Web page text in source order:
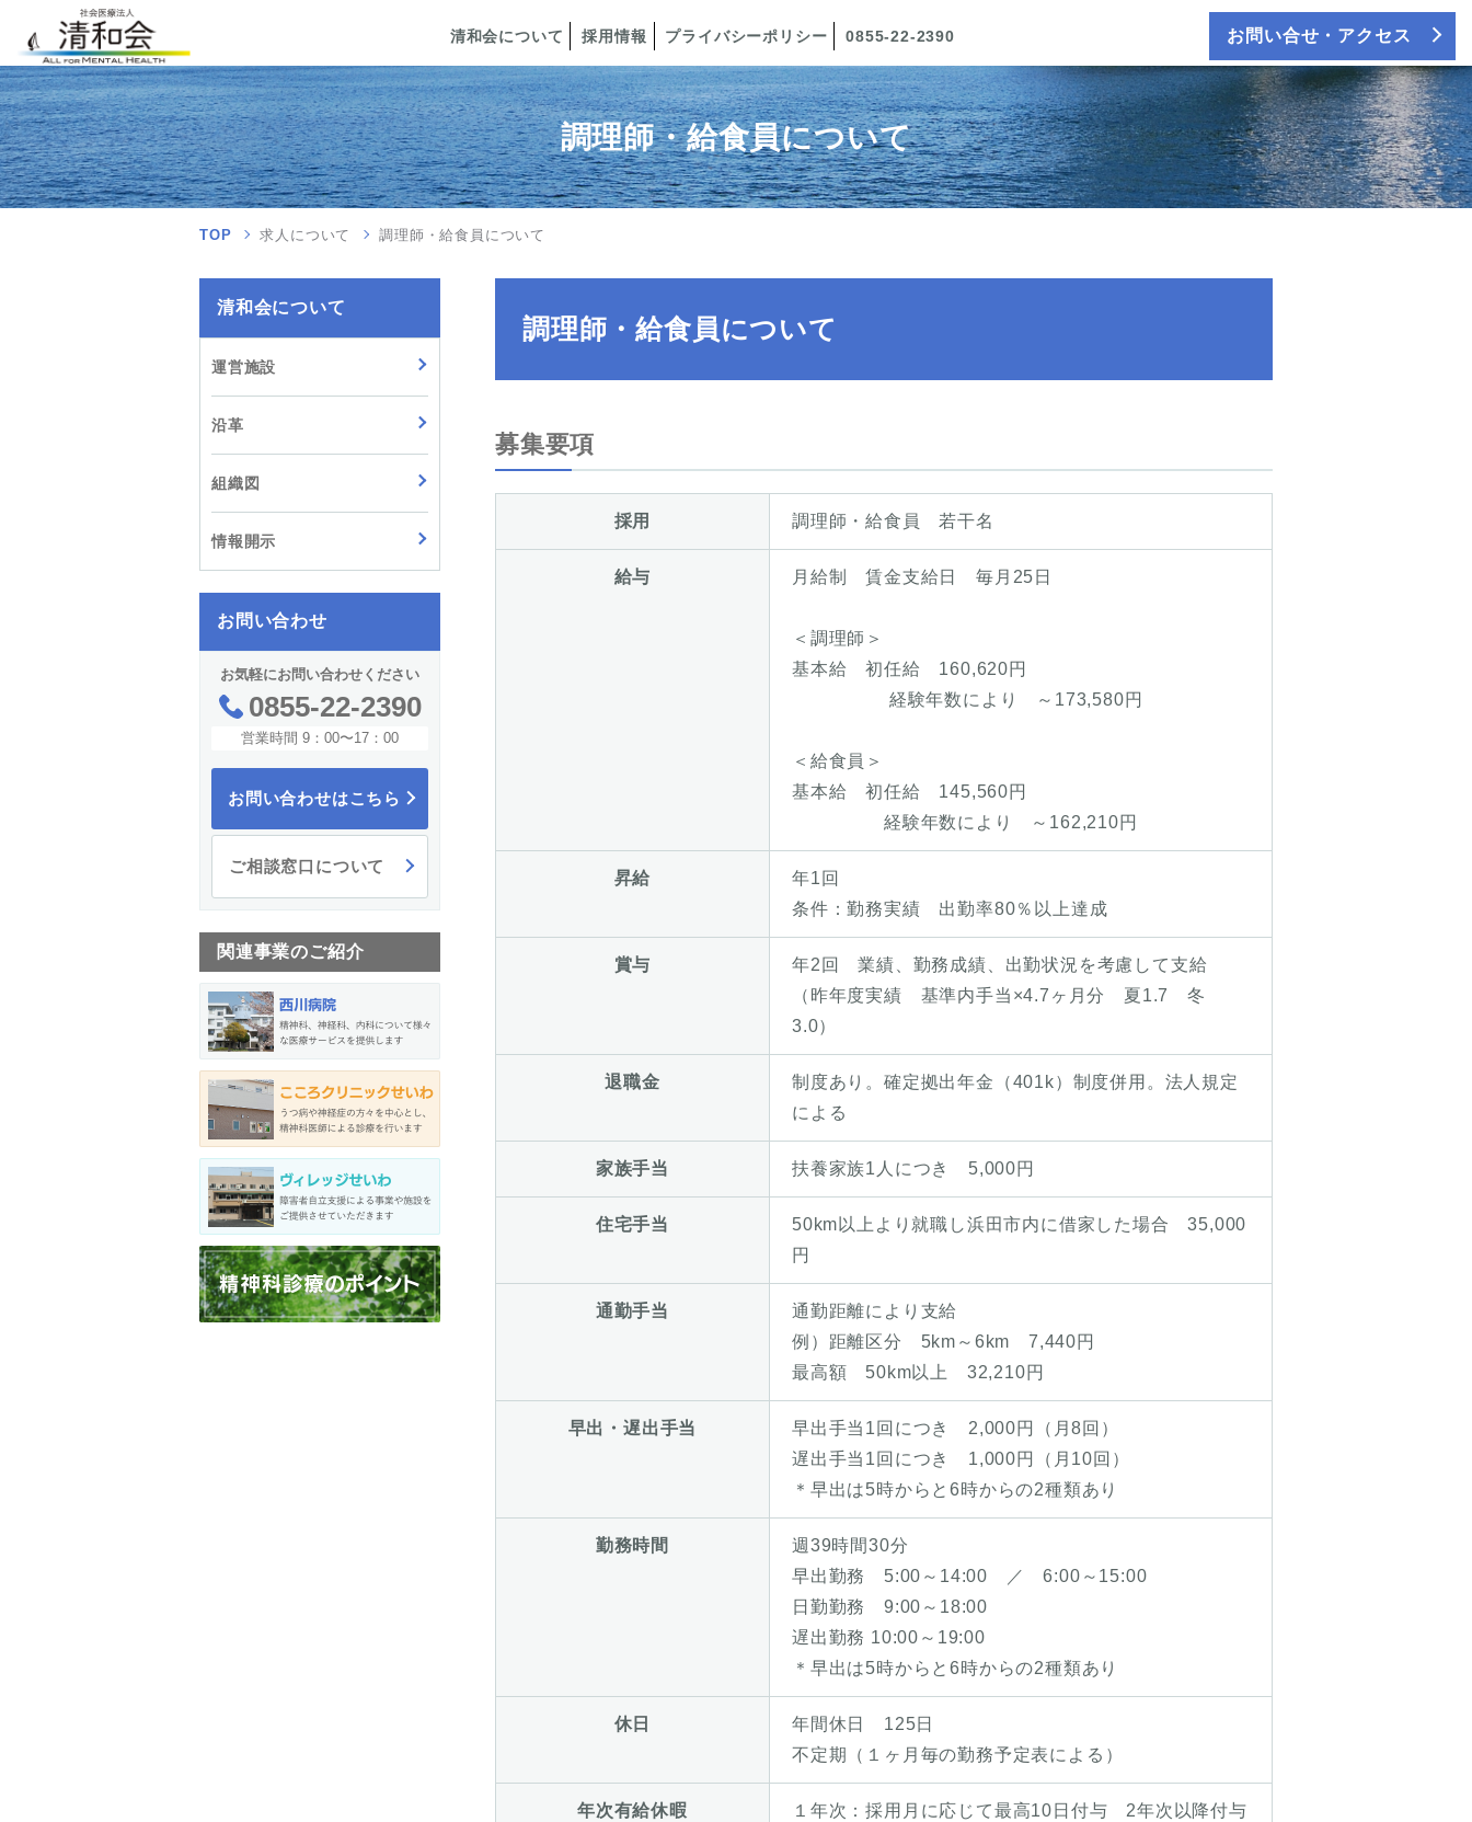
清和会について 採用情報 プライバシーポリシー 0855-22-2390 お問い合せ・アクセス
調理師・給食員について
TOP 求人について 調理師・給食員について
調理師・給食員について
募集要項
採用 調理師・給食員 若干名
給与 月給制 賃金支給日 毎月25日
＜調理師＞
基本給 初任給 160,620円
経験年数により ～173,580円
＜給食員＞
基本給 初任給 145,560円
経験年数により ～162,210円
昇給
年1回
条件：勤務実績 出勤率80％以上達成
賞与
年2回 業績、勤務成績、出勤状況を考慮して支給
（昨年度実績 基準内手当×4.7ヶ月分 夏1.7 冬
3.0）
退職金
制度あり。確定拠出年金（401k）制度併用。法人規定
による
家族手当 扶養家族1人につき 5,000円
住宅手当
50km以上より就職し浜田市内に借家した場合 35,000
円
通勤手当
通勤距離により支給
例）距離区分 5km～6km 7,440円
最高額 50km以上 32,210円
早出・遅出手当
早出手当1回につき 2,000円（月8回）
遅出手当1回につき 1,000円（月10回）
＊早出は5時からと6時からの2種類あり
勤務時間
週39時間30分
早出勤務 5:00～14:00 ／ 6:00～15:00
日勤勤務 9:00～18:00
遅出勤務 10:00～19:00
＊早出は5時からと6時からの2種類あり
休日
年間休日 125日
不定期（１ヶ月毎の勤務予定表による）
年次有給休暇
１年次：採用月に応じて最高10日付与 2年次以降付与
清和会について
運営施設
沿革
組織図
情報開示
お問い合わせ
お気軽にお問い合わせください
0855-22-2390
営業時間 9：00〜17：00
お問い合わせはこちら
ご相談窓口について
関連事業のご紹介